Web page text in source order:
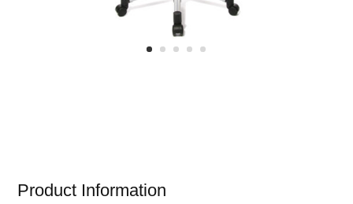
Product Information